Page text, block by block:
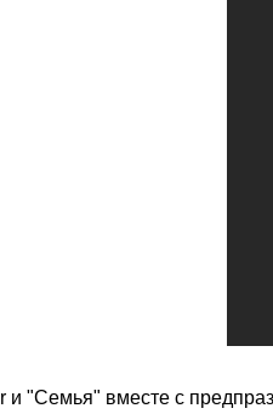
и "Семья" вместе с